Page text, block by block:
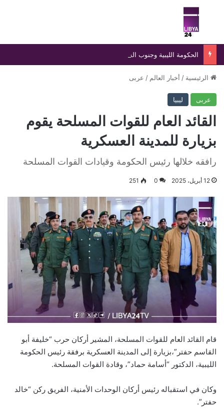
بحث عن
الرئيسية / أخبار العالم / عربى
عربى ليبيا
القائد العام للقوات المسلحة يقوم
بزيارة للمدينة العسكرية
رافقه خلالها رئيس الحكومة وقيادات القوات المسلحة
12 أبريل، 2025 0
251
قام القائد العام للقوات المسلحة، المشير أركان حرب “خليفة أبو
القاسم حفتر”،بزيارة إلى المدينة العسكرية برفقة رئيس الحكومة
الليبية، الدكتور “أسامة حماد”، وقادة القوات المسلحة.
وكان في استقباله رئيس أركان الوحدات الأمنية، الفريق ركن “خالد
حفتر”.